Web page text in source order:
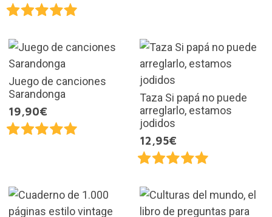
Juego de canciones
Sarandonga
19,90€
Taza Si papá no puede
arreglarlo, estamos
jodidos
12,95€